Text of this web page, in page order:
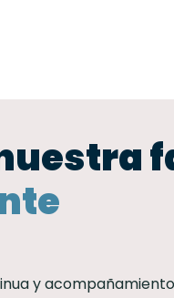
y